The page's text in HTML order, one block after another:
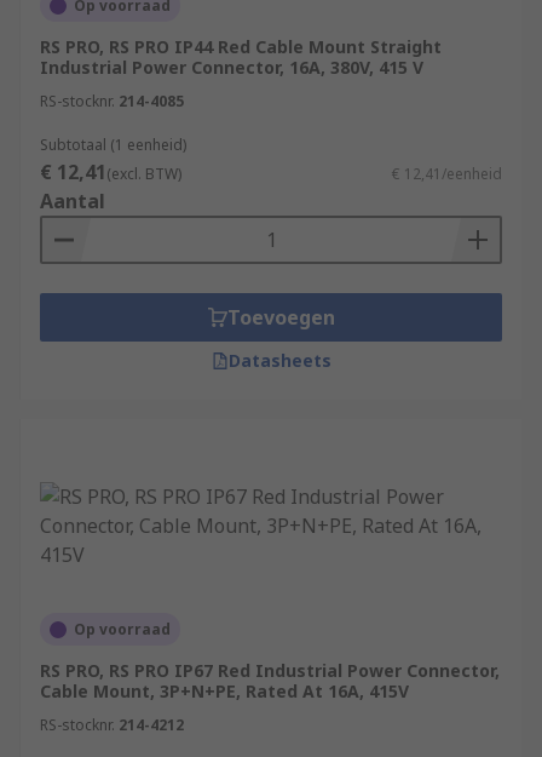
Op voorraad
RS PRO, RS PRO IP44 Red Cable Mount Straight
Industrial Power Connector, 16A, 380V, 415 V
RS-stocknr. 214-4085
Subtotaal (1 eenheid)
€ 12,41(excl. BTW) € 12,41/eenheid
Aantal
Toevoegen
Datasheets
Op voorraad
RS PRO, RS PRO IP67 Red Industrial Power Connector,
Cable Mount, 3P+N+PE, Rated At 16A, 415V
RS-stocknr. 214-4212